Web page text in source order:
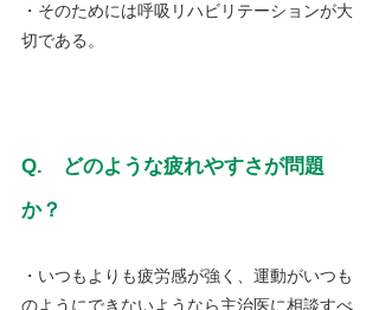
・そのためには呼吸リハビリテーションが大
切である。
Q.　どのような疲れやすさが問題
か？
・いつもよりも疲労感が強く、運動がいつも
のようにできないようなら主治医に相談すべ